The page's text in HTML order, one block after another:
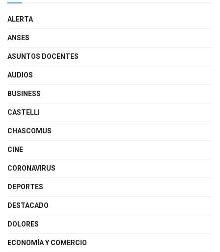
ALERTA
ANSES
ASUNTOS DOCENTES
AUDIOS
BUSINESS
CASTELLI
CHASCOMUS
CINE
CORONAVIRUS
DEPORTES
DESTACADO
DOLORES
ECONOMÍA Y COMERCIO